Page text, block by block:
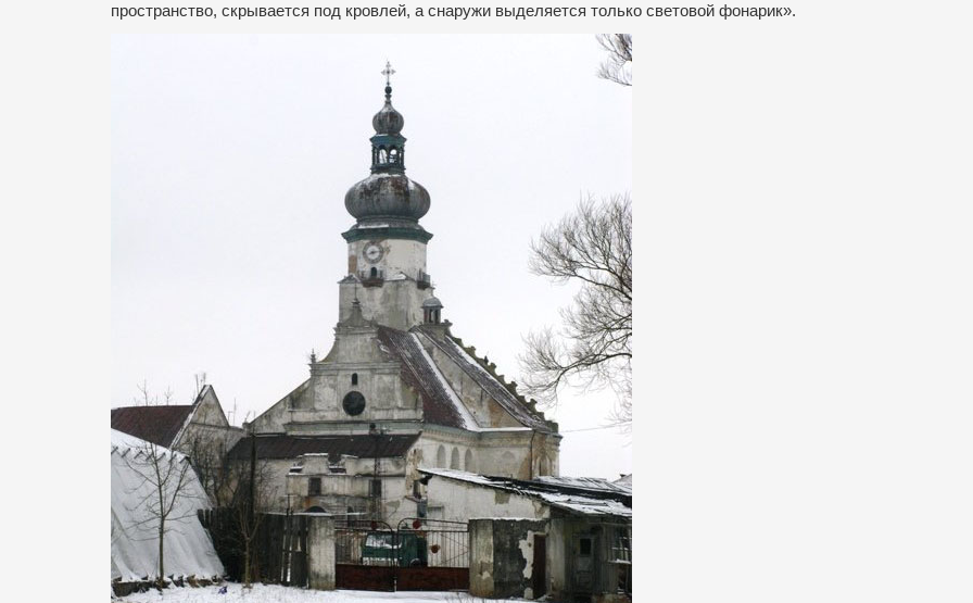
пространство, скрывается под кровлей, а снаружи выделяется только световой фонарик».